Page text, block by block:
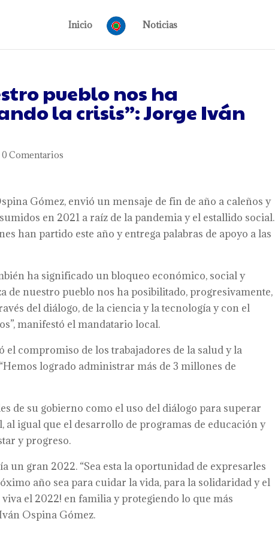
Inicio Noticias
pueblo nos ha
la crisis”: Jorge Iván
|0 Comentarios
Gómez, envió un mensaje de fin de año a caleños y
en 2021 a raíz de la pandemia y el estallido social.
han partido este año y entrega palabras de apoyo a las
ha significado un bloqueo económico, social y
de nuestro pueblo nos ha posibilitado, progresivamente,
del diálogo, de la ciencia y la tecnología y con el
manifestó el mandatario local.
compromiso de los trabajadores de la salud y la
logrado administrar más de 3 millones de
de su gobierno como el uso del diálogo para superar
al igual que el desarrollo de programas de educación y
y progreso.
un gran 2022. “Sea esta la oportunidad de expresarles
año sea para cuidar la vida, para la solidaridad y el
el 2022! en familia y protegiendo lo que más
Ospina Gómez.